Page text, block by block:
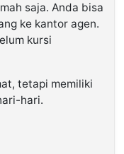
saja. Anda bisa
ke kantor agen.
kursi
tetapi memiliki
hari.